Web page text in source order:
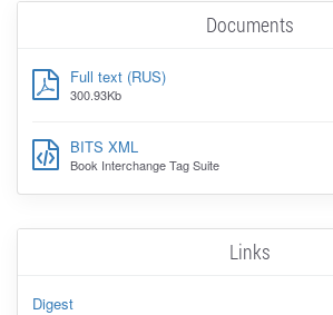
Documents
Full text (RUS)
300.93Kb
BITS XML
Book Interchange Tag Suite
Links
Digest